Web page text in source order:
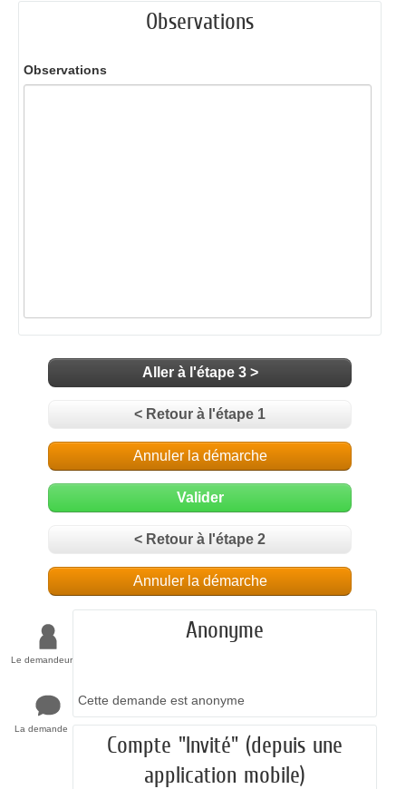
Observations
Observations
Aller à l'étape 3 >
< Retour à l'étape 1
Annuler la démarche
Valider
< Retour à l'étape 2
Annuler la démarche
Le demandeur
La demande
Anonyme
Cette demande est anonyme
Compte "Invité" (depuis une
application mobile)